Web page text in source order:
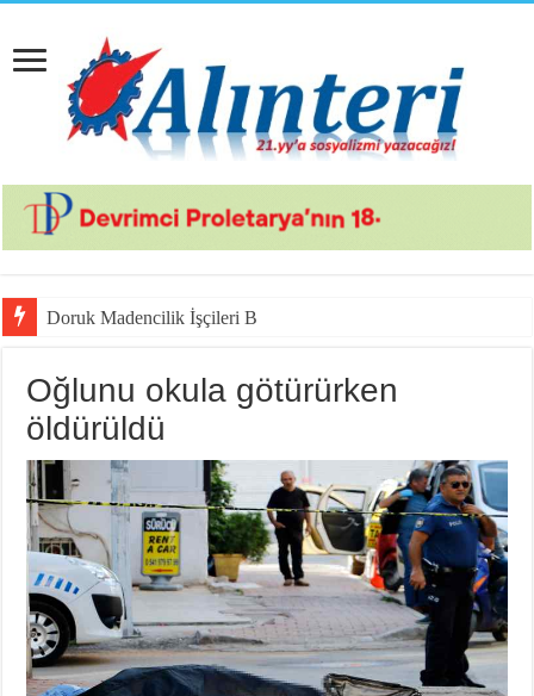
Doruk Madencilik İşçileri Bu Gözü Dönmüş
Oğlunu okula götürürken
öldürüldü